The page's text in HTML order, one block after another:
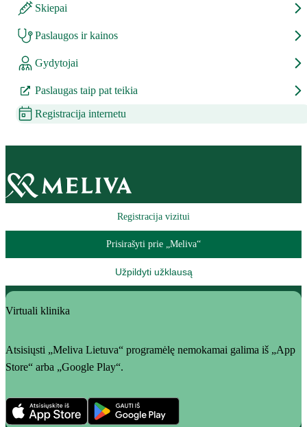
Skiepai
Paslaugos ir kainos
Gydytojai
Paslaugas taip pat teikia
Registracija internetu
Registracija vizitui
Prisirašyti prie „Meliva“
Užpildyti užklausą
Virtuali klinika
Atsisiųsti „Meliva Lietuva“ programėlę nemokamai galima iš „App
Store“ arba „Google Play“.